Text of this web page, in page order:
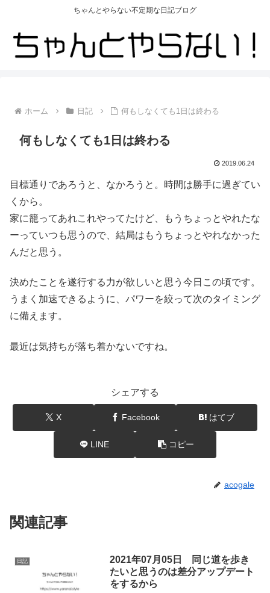
ちゃんとやらない不定期な日記ブログ
ホーム 日記 何もしなくても1日は終わる
何もしなくても1日は終わる
2019.06.24
目標通りであろうと、なかろうと。時間は勝手に過ぎてい
くから。
家に籠ってあれこれやってたけど、もうちょっとやれたな
ーっていつも思うので、結局はもうちょっとやれなかった
んだと思う。
決めたことを遂行する力が欲しいと思う今日この頃です。
うまく加速できるように、パワーを絞って次のタイミング
に備えます。
最近は気持ちが落ち着かないですね。
シェアする
X Facebook はてブ
LINE コピー
acogale
関連記事
日記
2021年07月05日 同じ道を歩き
たいと思うのは差分アップデート
をするから